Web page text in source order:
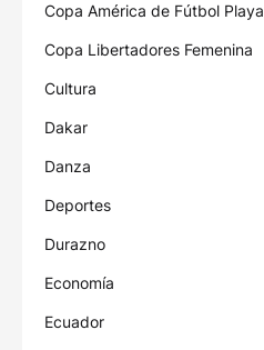
Copa América de Fútbol Playa
Copa Libertadores Femenina
Cultura
Dakar
Danza
Deportes
Durazno
Economía
Ecuador